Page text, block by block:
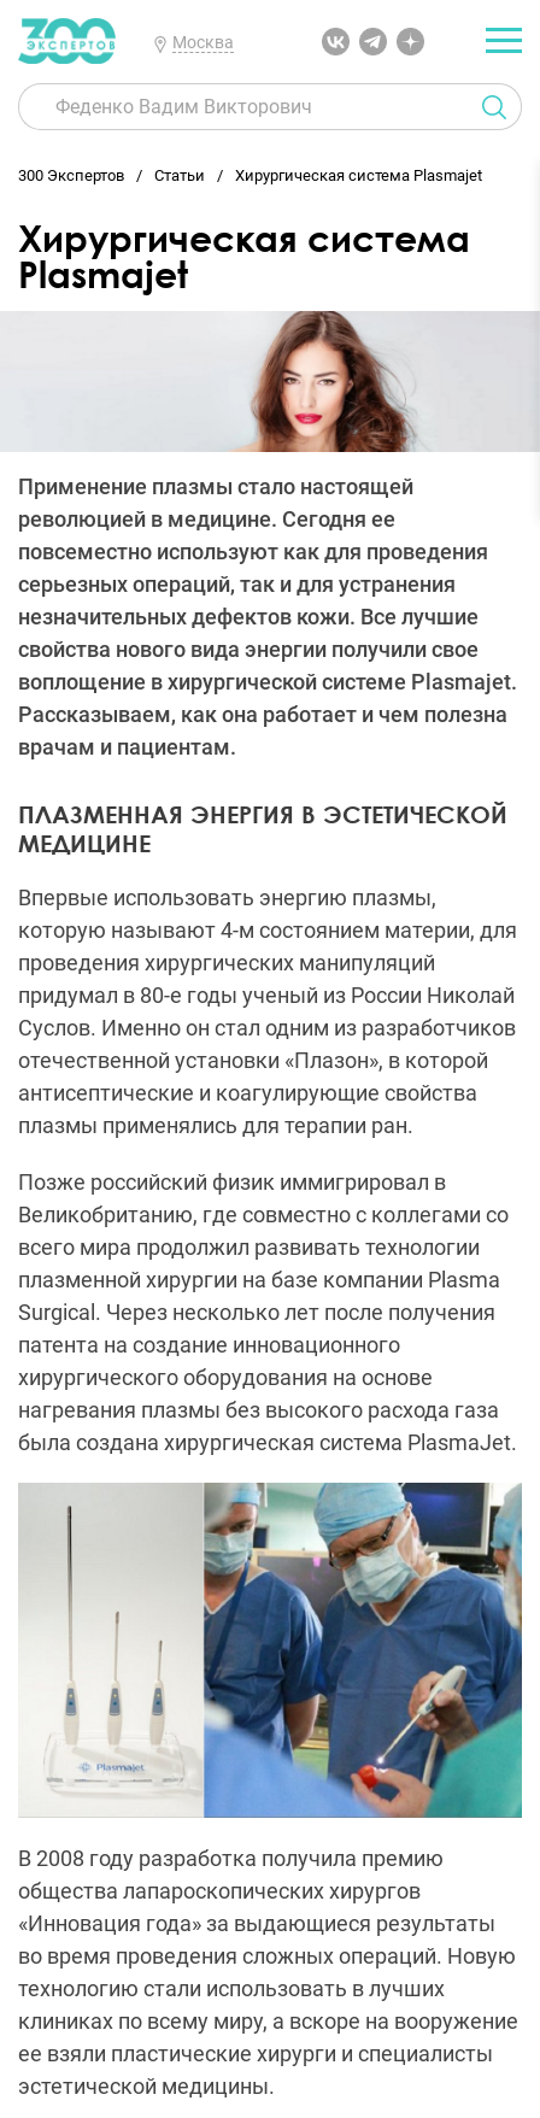
Москва
300 Экспертов Статьи Хирургическая система Plasmajet
Хирургическая система
Plasmajet
Применение плазмы стало настоящей
революцией в медицине. Сегодня ее
повсеместно используют как для проведения
серьезных операций, так и для устранения
незначительных дефектов кожи. Все лучшие
свойства нового вида энергии получили свое
воплощение в хирургической системе Plasmajet.
Рассказываем, как она работает и чем полезна
врачам и пациентам.
ПЛАЗМЕННАЯ ЭНЕРГИЯ В ЭСТЕТИЧЕСКОЙ
МЕДИЦИНЕ
Впервые использовать энергию плазмы,
которую называют 4-м состоянием материи, для
проведения хирургических манипуляций
придумал в 80-е годы ученый из России Николай
Суслов. Именно он стал одним из разработчиков
отечественной установки «Плазон», в которой
антисептические и коагулирующие свойства
плазмы применялись для терапии ран.
Позже российский физик иммигрировал в
Великобританию, где совместно с коллегами со
всего мира продолжил развивать технологии
плазменной хирургии на базе компании Plasma
Surgical. Через несколько лет после получения
патента на создание инновационного
хирургического оборудования на основе
нагревания плазмы без высокого расхода газа
была создана хирургическая система PlasmaJet.
В 2008 году разработка получила премию
общества лапароскопических хирургов
«Инновация года» за выдающиеся результаты
во время проведения сложных операций. Новую
технологию стали использовать в лучших
клиниках по всему миру, а вскоре на вооружение
ее взяли пластические хирурги и специалисты
эстетической медицины.